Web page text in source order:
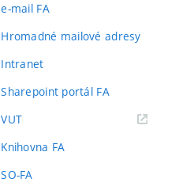
e-mail FA
Hromadné mailové adresy
Intranet
Sharepoint portál FA
VUT(externí
Knihovna FA
SO-FA